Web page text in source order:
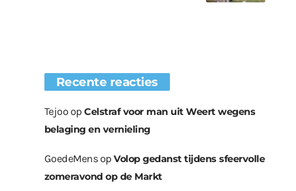
Recente reacties
Tejoo opCelstraf voor man uit Weert wegens
belaging en vernieling
GoedeMensopVolop gedanst tijdens sfeervolle
zomeravond op de Markt